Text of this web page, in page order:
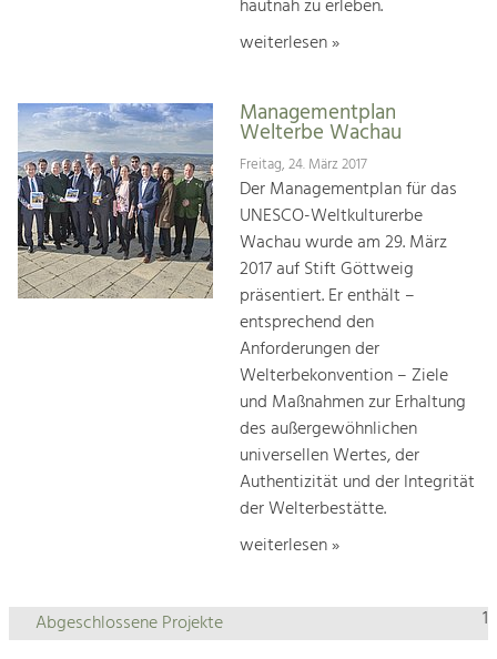
hautnah zu erleben.
weiterlesen »
Managementplan
Welterbe Wachau
Freitag, 24. März 2017
Der Managementplan für das
UNESCO-Weltkulturerbe
Wachau wurde am 29. März
2017 auf Stift Göttweig
präsentiert. Er enthält –
entsprechend den
Anforderungen der
Welterbekonvention – Ziele
und Maßnahmen zur Erhaltung
des außergewöhnlichen
universellen Wertes, der
Authentizität und der Integrität
der Welterbestätte.
weiterlesen »
1
Abgeschlossene Projekte